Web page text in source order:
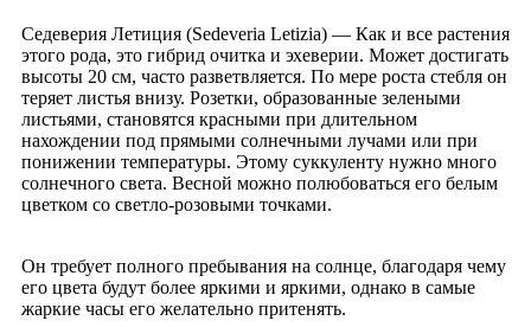
Седеверия Летиция (Sedeveria Letizia) — Как и все растения
этого рода, это гибрид очитка и эхеверии. Может достигать
высоты 20 см, часто разветвляется. По мере роста стебля он
теряет листья внизу. Розетки, образованные зелеными
листьями, становятся красными при длительном
нахождении под прямыми солнечными лучами или при
понижении температуры. Этому суккуленту нужно много
солнечного света. Весной можно полюбоваться его белым
цветком со светло-розовыми точками.
Он требует полного пребывания на солнце, благодаря чему
его цвета будут более яркими и яркими, однако в самые
жаркие часы его желательно притенять.